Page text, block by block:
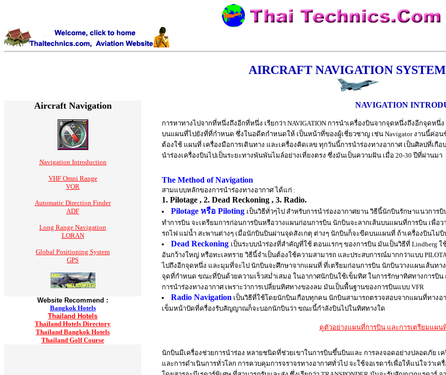
AIRCRAFT NAVIGATION SYSTEM
Aircraft Navigation
Navigation Introduction
VHF Omni Range
VOR
Automatic Direction Finder
ADF
Long Range Navigation
LORAN
Global Positioning System
GPS
Website Recommend :
Bangkok Hotels
Thailand Hotels
Thailand Hotels Directory
Thailand Bangkok Hotels
Thailand Golf Course
NAVIGATION
การหาทางไปจากที่หนึ่งถึงอีกที่หนึ่ง เรียกว่า NAVIGATION การนำเครื่องบินจากจุดหนึ่งถึงอีกจุด
บนแผนที่ไปยังที่ที่กำหนด ซึ่งในอดีตกำหนดให้ เป็นหน้าที่ของผู้เชี่ยวชาญ เช่น Navigator งานนี้ค่อ
ต้องใช้ แผนที่ เครื่องมือการเดินทาง และเครื่องคิดเลข ทุกวันนี้การนำร่องทางอากาศ เป็นศิลปที่เ
นำร่องเครื่องบินไปเป็นระยะทางพันพันไมล์อย่างเที่ยงตรง ซึ่งมันเป็นความฝัน เมื่อ 20-30 ปีที่ผ่านมา
The Method of Navigation
สามแบบหลักของการนำร่องทางอากาศ ได้แก่ :
1. Pilotage , 2. Dead Reckoning , 3. Radio.
Pilotage หรือ Piloting เป็นวิธีทั่วๆไป สำหรับการนำร่องอากาศยาน วิธีนี้นักบินรักษาแนวกา
ทำการบิน จะเตรียมการก่อนการบินหรือวางแผนก่อนการบิน นักบินจะลากเส้นบนแผนที่การบิน เพื่อ
รถไฟ แม่น้ำ สะพานต่างๆ เมื่อนักบินบินผ่านจุดสังเกตุ ต่างๆ นักบินก็จะขีดบนแผนที่ ถ้าเครื่องบินไ
Dead Reckoning เป็นระบบนำร่องที่สำคัญที่ใช้ ตอนแรกๆ ของการบิน มันเป็นวิธีที่ Lindberg
อันกว้างใหญ่ หรือทะเลทราย วิธีนี้จำเป็นต้องใช้ความสามารถ และประสบการณ์มากกว่าแบบ
ไปถึงอีกจุดหนึ่ง และมุมที่จะไป นักบินจะศึกษาจากแผนที่ ที่เตรียมก่อนการบิน นักบินวางแผนเส้นทา
จุดที่กำหนด ขณะที่บินด้วยความเร็วสม่ำเสมอ ในอากาศนักบินใช้เข็มทิศ ในการรักษาทิศทางการบิน
การนำร่องทางอากาศ เพราะว่าการเปลี่ยนทิศทางของลม มันเป็นพื้นฐานของการบินแบบ VFR
Radio Navigation เป็นวิธีที่ใช้โดยนักบินเกือบทุกคน นักบินสามารถตรวจสอบจากแผนที่ทาง
เข็มหน้าปัดที่ครื่องรับสัญญาณก็จะบอกนักบินว่า ขณะนี้กำลังบินไปในทิศทางใด
ดูตัวอย่างแผนที่การบิน และการเตรียมแผน
นักบินมีเครื่องช่วยการนำร่อง หลายชนิดที่ช่วยเขาในการบินขึ้นบินและ การลงจอดอย่างปลอดภัย เ
และการดำเนินการทั่วโลก การควบคุมการจราจรทางอากาศทั่วไป จะใช้จอเรดาร์เพื่อให้แน่ใจว่